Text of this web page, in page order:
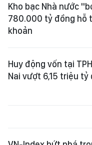
Kho bạc Nhà nước
780.000 tỷ đồng hỗ
khoản
Huy động vốn tại
Nai vượt 6,15 triệu tỷ